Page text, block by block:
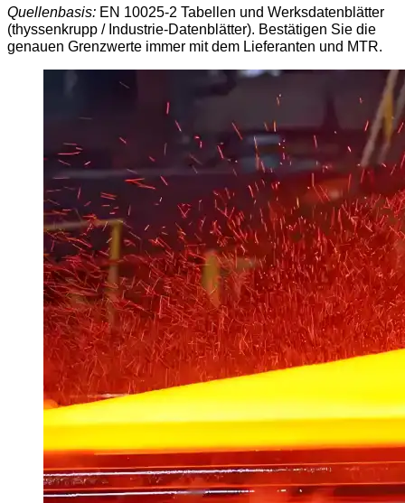
Quellenbasis: EN 10025-2 Tabellen und Werksdatenblätter
(thyssenkrupp / Industrie-Datenblätter). Bestätigen Sie die
genauen Grenzwerte immer mit dem Lieferanten und MTR.